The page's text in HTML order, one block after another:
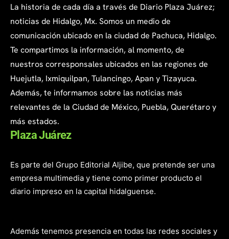
La historia de cada día a través de Diario Plaza Juárez;
noticias de Hidalgo, Mx. Somos un medio de
comunicación ubicado en la ciudad de Pachuca, Hidalgo.
Te compartimos la información, al momento, de
nuestros corresponsales ubicados en las regiones de
Huejutla, Ixmiquilpan, Tulancingo, Apan y Tizayuca.
Además, te informamos sobre las noticias más
relevantes de la Ciudad de México, Puebla, Querétaro y
más estados.
Plaza Juárez
Es parte del Grupo Editorial Aljibe, que pretende ser una
empresa multimedia y tiene como primer producto el
diario impreso en la capital hidalguense.
Además tenemos presencia en todas las redes sociales y